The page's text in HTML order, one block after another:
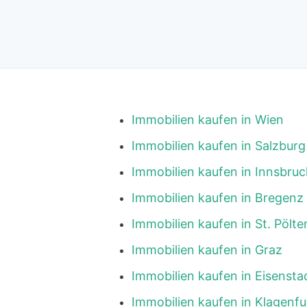
Immobilien kaufen in Wien
Immobilien kaufen in Salzburg
Immobilien kaufen in
Immobilien kaufen in Bregenz
Immobilien kaufen in St.
Immobilien kaufen in Graz
Immobilien kaufen in
Immobilien kaufen in